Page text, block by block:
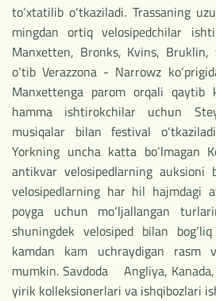
to‘xtatilib o‘tkaziladi. Trassaning
mingdan ortiq velosipedchilar
Manxetten, Bronks, Kvins,
o‘tib Verazzona - Narrowz
Manxettenga parom orqali qaytib
hamma ishtirokchilar uchun
musiqalar bilan festival
Yorkning uncha katta bo‘lmagan
antikvar velosipedlarning auksioni
velosipedlarning har hil hajmdagi
poyga uchun mo‘ljallangan
shuningdek velosiped bilan
kamdan kam uchraydigan rasm
mumkin. Savdoda Angliya,
yirik kolleksionerlari va ishqibozlari